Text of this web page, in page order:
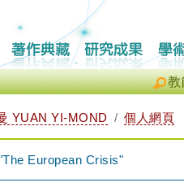
教
YUAN YI-MOND 個人網頁
European Crisis"